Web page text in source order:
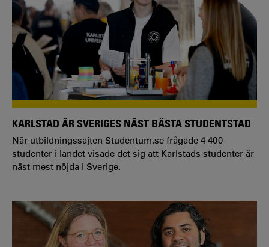
KARLSTAD ÄR SVERIGES NÄST BÄSTA STUDENTSTAD
När utbildningssajten Studentum.se frågade 4 400
studenter i landet visade det sig att Karlstads studenter är
näst mest nöjda i Sverige.